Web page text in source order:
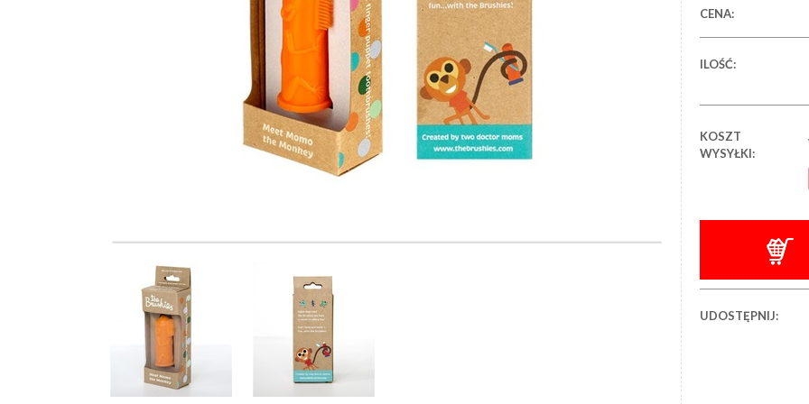
CENA:
ILOŚĆ:
KOSZT
WYSYŁKI:
UDOSTĘPNIJ: